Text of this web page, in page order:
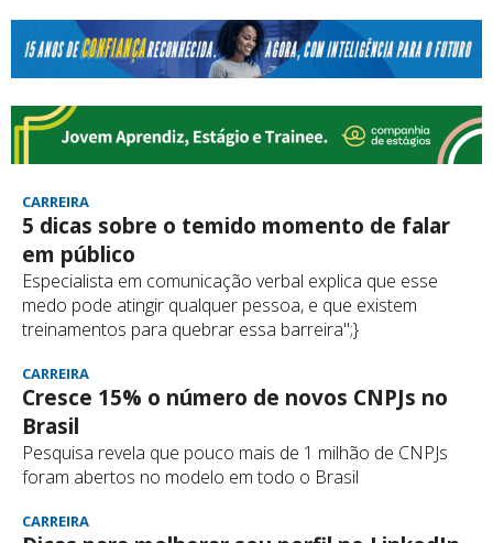
CARREIRA
5 dicas sobre o temido momento de falar
em público
Especialista em comunicação verbal explica que esse
medo pode atingir qualquer pessoa, e que existem
treinamentos para quebrar essa barreira";}
CARREIRA
Cresce 15% o número de novos CNPJs no
Brasil
Pesquisa revela que pouco mais de 1 milhão de CNPJs
foram abertos no modelo em todo o Brasil
CARREIRA